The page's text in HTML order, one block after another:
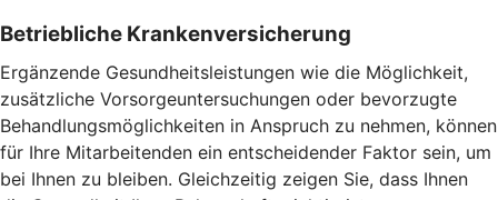
Betriebliche Krankenversicherung
Ergänzende Gesundheitsleistungen wie die Möglichkeit,
zusätzliche Vorsorgeuntersuchungen oder bevorzugte
Behandlungsmöglichkeiten in Anspruch zu nehmen, können
für Ihre Mitarbeitenden ein entscheidender Faktor sein, um
bei Ihnen zu bleiben. Gleichzeitig zeigen Sie, dass Ihnen